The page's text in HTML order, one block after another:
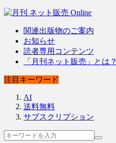
関連出版物のご案内
お知らせ
読者専用コンテンツ
「月刊ネット販売」とは？
注目キーワード
AI
送料無料
サブスクリプション